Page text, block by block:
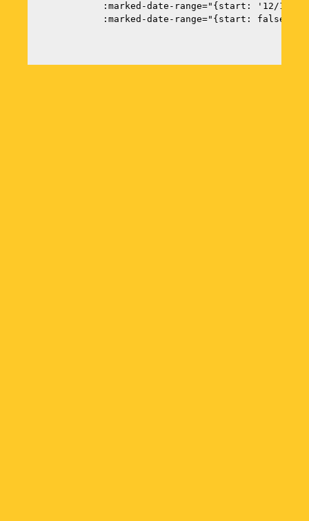
:marked-date-range="{start: '12/12/
:marked-date-range="{start: false,